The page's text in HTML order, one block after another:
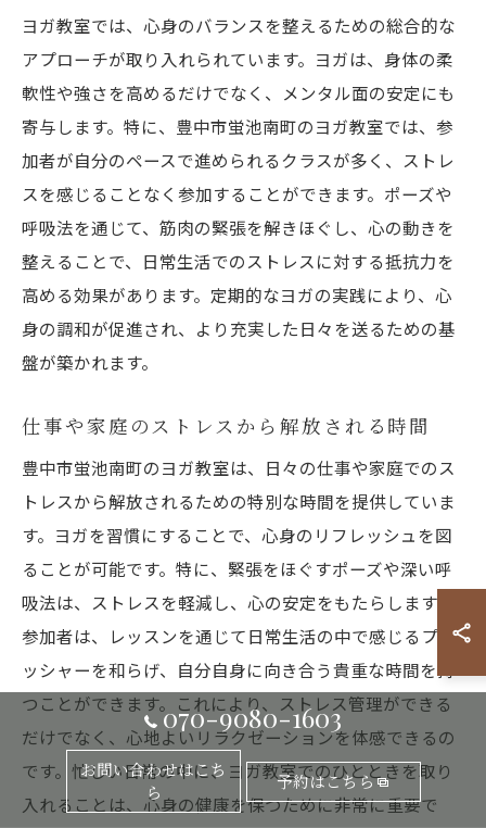
ヨガ教室では、心身のバランスを整えるための総合的な
アプローチが取り入れられています。ヨガは、身体の柔
軟性や強さを高めるだけでなく、メンタル面の安定にも
寄与します。特に、豊中市蛍池南町のヨガ教室では、参
加者が自分のペースで進められるクラスが多く、ストレ
スを感じることなく参加することができます。ポーズや
呼吸法を通じて、筋肉の緊張を解きほぐし、心の動きを
整えることで、日常生活でのストレスに対する抵抗力を
高める効果があります。定期的なヨガの実践により、心
身の調和が促進され、より充実した日々を送るための基
盤が築かれます。
仕事や家庭のストレスから解放される時間
豊中市蛍池南町のヨガ教室は、日々の仕事や家庭でのス
トレスから解放されるための特別な時間を提供していま
す。ヨガを習慣にすることで、心身のリフレッシュを図
ることが可能です。特に、緊張をほぐすポーズや深い呼
吸法は、ストレスを軽減し、心の安定をもたらします。
参加者は、レッスンを通じて日常生活の中で感じるプレ
ッシャーを和らげ、自分自身に向き合う貴重な時間を持
つことができます。これにより、ストレス管理ができる
だけでなく、心地よいリラクゼーションを体感できるの
です。忙しい日常の中に、ヨガ教室でのひとときを取り
入れることは、心身の健康を保つために非常に重要で
070-9080-1603
お問い合わせはこち
ら
予約はこちら